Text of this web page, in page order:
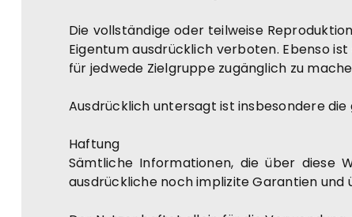
Die vollständige oder teilweise
Eigentum ausdrücklich verboten. Ebenso
für jedwede Zielgruppe zugänglich zu
Ausdrücklich untersagt ist insbesondere
Haftung
Sämtliche Informationen, die über diese
ausdrückliche noch implizite Garantien und